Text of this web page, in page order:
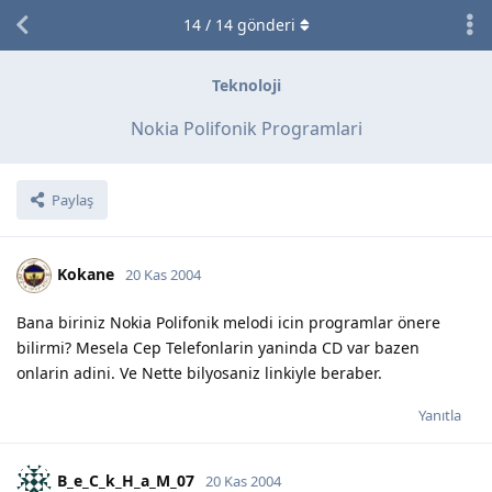
Teknoloji
Nokia Polifonik Programlari
Paylaş
14/ 14gönderi
Kokane 20 Kas 2004
Bana biriniz Nokia Polifonik melodi icin programlar önere
bilirmi? Mesela Cep Telefonlarin yaninda CD var bazen
onlarin adini. Ve Nette bilyosaniz linkiyle beraber.
Yanıtla
B_e_C_k_H_a_M_07 20 Kas 2004